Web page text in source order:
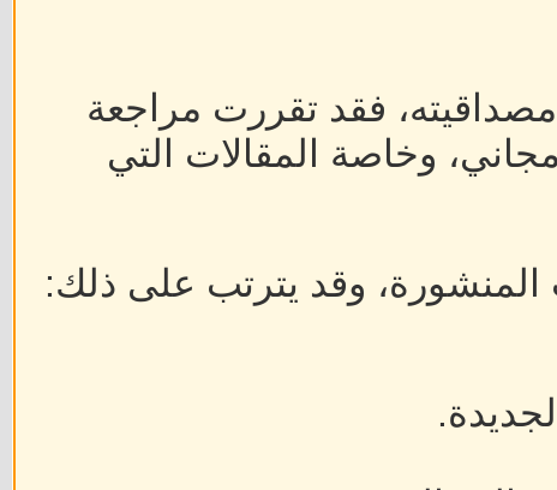
فقد تقررت مراجعة
وخاصة المقالات التي
المنشورة، وقد يترتب على ذلك: